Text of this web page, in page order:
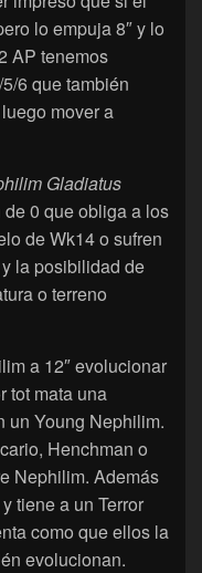
lo empuja 8″ y lo
AP tenemos
6 que también
mover a
Gladiatus
0 que obliga a los
de Wk14 o sufren
la posibilidad de
o terreno
a 12″ evolucionar
tot mata una
un Young Nephilim.
Henchman o
Nephilim. Además
tiene a un Terror
como que ellos la
evolucionan.